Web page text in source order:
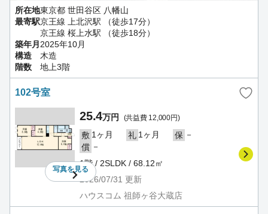
所在地東京都 世田谷区 八幡山
最寄駅京王線 上北沢駅 （徒歩17分）
京王線 桜上水駅 （徒歩18分）
築年月 2025年10月
構造
木造
階数
地上3階
102号室
写真を見る
25.4万円 (共益費 12,000円)
敷 1ヶ月 礼 1ヶ月 保 －
償 －
1階 / 2SLDK / 68.12㎡
2026/07/31 更新
ハウスコム 祖師ヶ谷大蔵店